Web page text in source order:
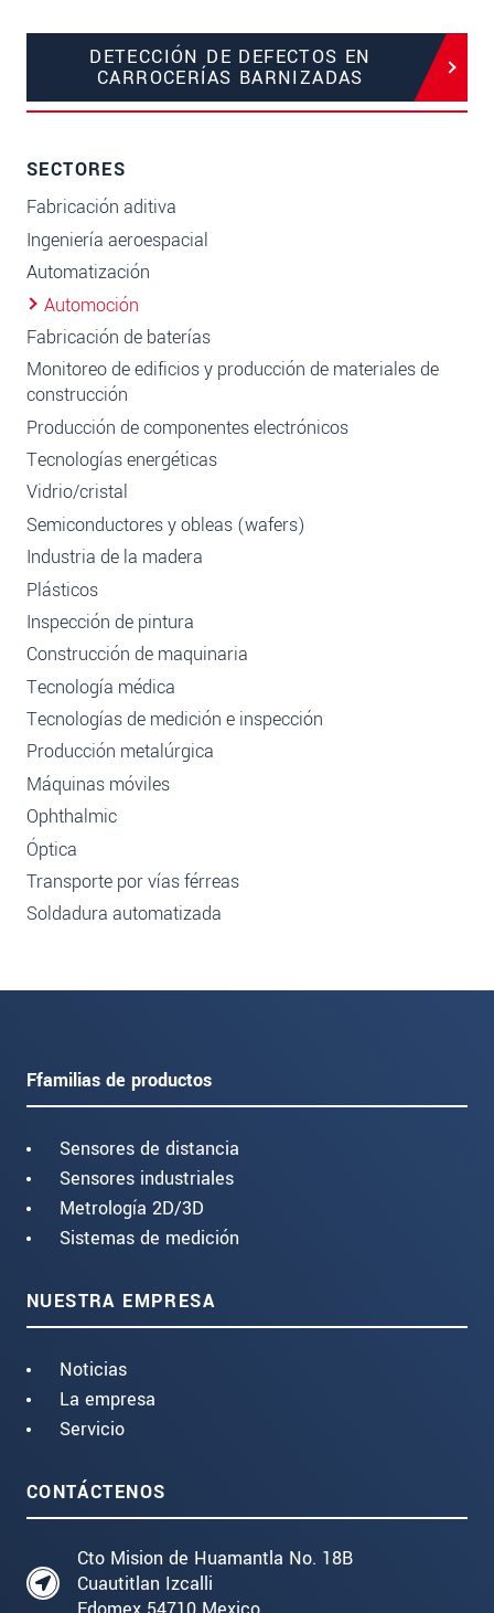
DETECCIÓN DE DEFECTOS EN
CARROCERÍAS BARNIZADAS
SECTORES
Fabricación aditiva
Ingeniería aeroespacial
Automatización
Automoción
Fabricación de baterías
Monitoreo de edificios y producción de materiales de
construcción
Producción de componentes electrónicos
Tecnologías energéticas
Vidrio/cristal
Semiconductores y obleas (wafers)
Industria de la madera
Plásticos
Inspección de pintura
Construcción de maquinaria
Tecnología médica
Tecnologías de medición e inspección
Producción metalúrgica
Máquinas móviles
Ophthalmic
Óptica
Transporte por vías férreas
Soldadura automatizada
Ffamilias de productos
Sensores de distancia
Sensores industriales
Metrología 2D/3D
Sistemas de medición
NUESTRA EMPRESA
Noticias
La empresa
Servicio
CONTÁCTENOS
Cto Mision de Huamantla No. 18B
Cuautitlan Izcalli